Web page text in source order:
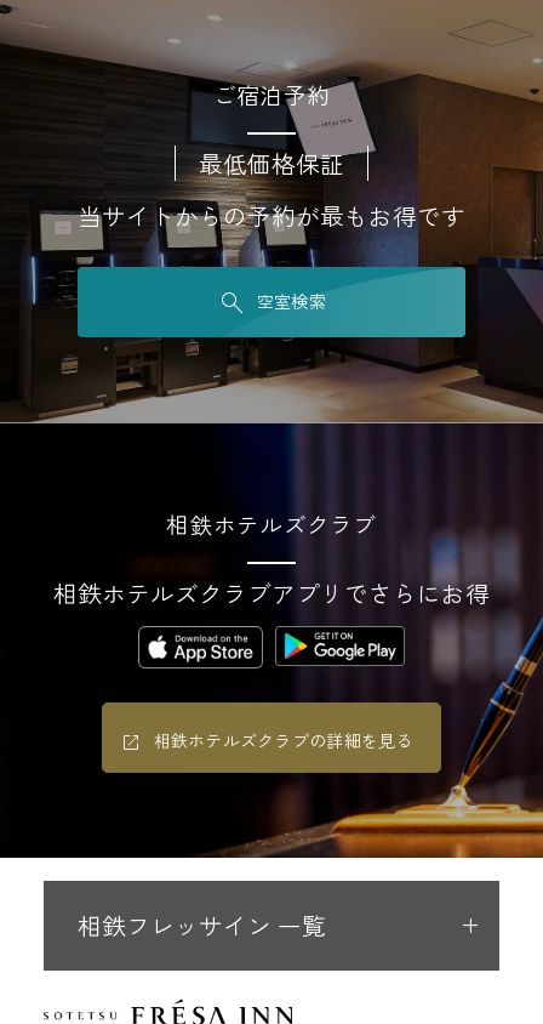
ご宿泊予約
最低価格保証
当サイトからの予約が最もお得です
空室検索
相鉄ホテルズクラブ
相鉄ホテルズクラブアプリでさらにお得
相鉄ホテルズクラブの詳細を見る
相鉄フレッサイン 一覧